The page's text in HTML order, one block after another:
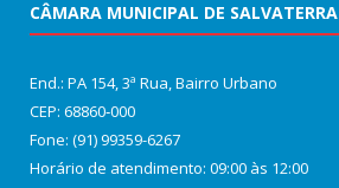
CÂMARA MUNICIPAL DE SALVATERRA
End.: PA 154, 3ª Rua, Bairro Urbano
CEP: 68860‑000
Fone: (91) 99359-6267
Horário de atendimento: 09:00 às 12:00